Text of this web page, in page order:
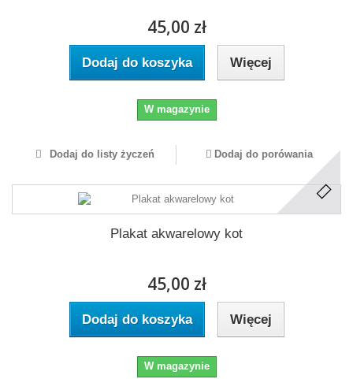
45,00 zł
Dodaj do koszyka Więcej
W magazynie
Dodaj do listy życzeń Dodaj do porówania
Plakat akwarelowy kot
45,00 zł
Dodaj do koszyka Więcej
W magazynie